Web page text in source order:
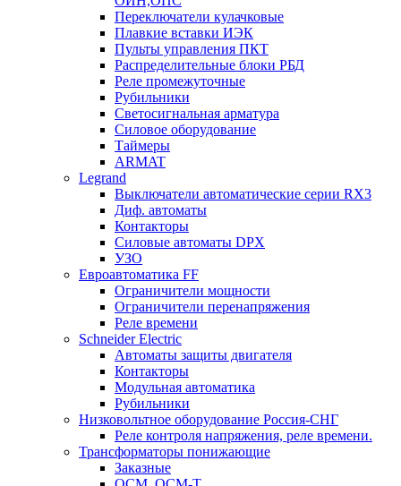
Переключатели кулачковые
Плавкие вставки ИЭК
Пульты управления ПКТ
Распределительные блоки РБД
Реле промежуточные
Рубильники
Светосигнальная арматура
Силовое оборудование
Таймеры
ARMAT
Legrand
Выключатели автоматические серии RX3
Диф. автоматы
Контакторы
Силовые автоматы DPX
УЗО
Евроавтоматика FF
Ограничители мощности
Ограничители перенапряжения
Реле времени
Schneider Electric
Автоматы защиты двигателя
Контакторы
Модульная автоматика
Рубильники
Низковольтное оборудование Россия-СНГ
Реле контроля напряжения, реле времени.
Трансформаторы понижающие
Заказные